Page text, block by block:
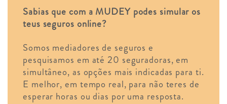
Sabias que com a MUDEY podes simular os
teus seguros online?
Somos mediadores de seguros e
pesquisamos em até 20 seguradoras, em
simultâneo, as opções mais indicadas para ti.
E melhor, em tempo real, para não teres de
esperar horas ou dias por uma resposta.